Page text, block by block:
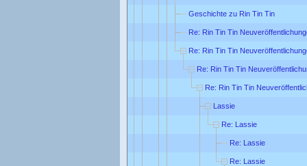
Geschichte zu Rin Tin Tin
Re: Rin Tin Tin
Re: Rin Tin Tin
Re: Rin Tin Tin
Re: Rin Tin Tin
Lassie
Re: Lassie
Re: Lassie
Re: Lassie